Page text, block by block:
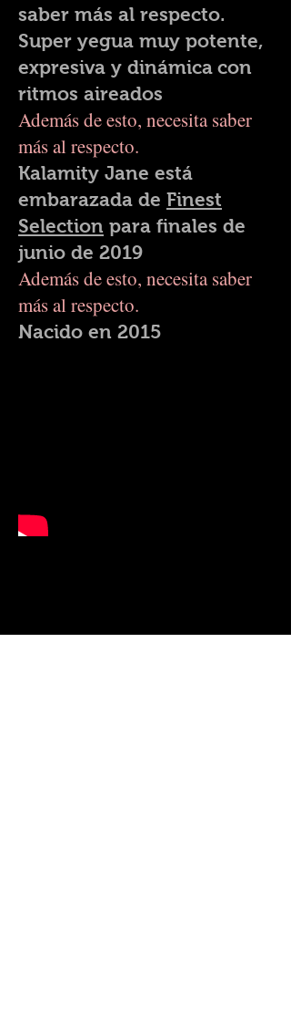
saber más al respecto.
Super yegua muy potente,
expresiva y dinámica con
ritmos aireados
Además de esto, necesita saber
más al respecto.
Kalamity Jane está
embarazada de Finest
Selection para finales de
junio de 2019
Además de esto, necesita saber
más al respecto.
Nacido en 2015